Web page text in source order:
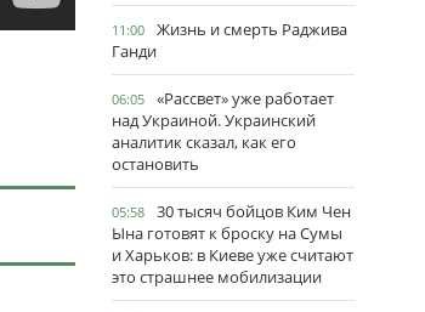
11:00
Жизнь и смерть Раджива
Ганди
06:05
«Рассвет» уже работает
над Украиной. Украинский
аналитик сказал, как его
остановить
05:58
30 тысяч бойцов Ким Чен
Ына готовят к броску на Сумы
и Харьков: в Киеве уже считают
это страшнее мобилизации